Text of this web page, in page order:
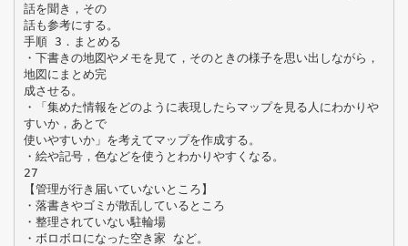
話を聞き，その
話も参考にする。
手順 3．まとめる
・下書きの地図やメモを見て，そのときの様子を思い出しながら，
地図にまとめ完
成させる。
・「集めた情報をどのように表現したらマップを見る人にわかりや
すいか，あとで
使いやすいか」を考えてマップを作成する。
・絵や記号，色などを使うとわかりやすくなる。
27
【管理が行き届いていないところ】
・落書きやゴミが散乱しているところ
・整理されていない駐輪場
・ボロボロになった空き家 など。